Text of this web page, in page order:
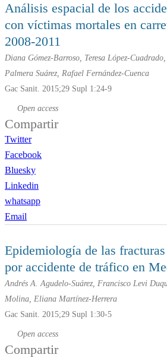
Análisis espacial de los
con víctimas mortales en
2008-2011
Diana Gómez-Barroso, Teresa López-
Palmera Suárez, Rafael Fernández-Cuenca
Gac Sanit. 2015;29 Supl 1:24-9
Open access
Compartir
Twitter
Facebook
Bluesky
Linkedin
whatsapp
Email
Epidemiología de las
por accidente de tráfico en
Andrés A. Agudelo-Suárez, Francisco Levi
Molina, Eliana Martínez-Herrera
Gac Sanit. 2015;29 Supl 1:30-5
Open access
Compartir